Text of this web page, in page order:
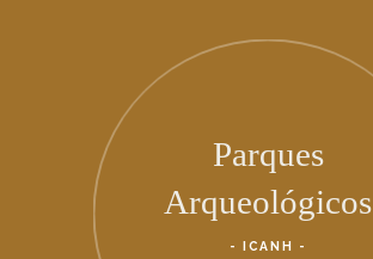
Parques
Arqueológicos
- ICANH -